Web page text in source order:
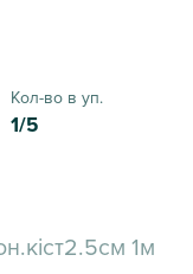
Кол-во в уп.
1/5
1м